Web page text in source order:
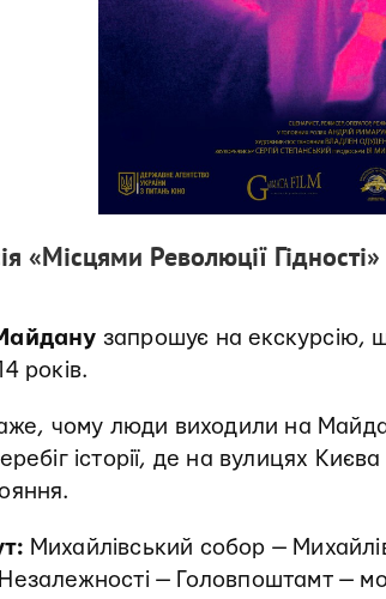
«Місцями Революції Гідності»
запрошує на екскурсію,
років.
чому люди виходили на
історії, де на вулицях
Михайлівський собор —
— Головпоштамт —